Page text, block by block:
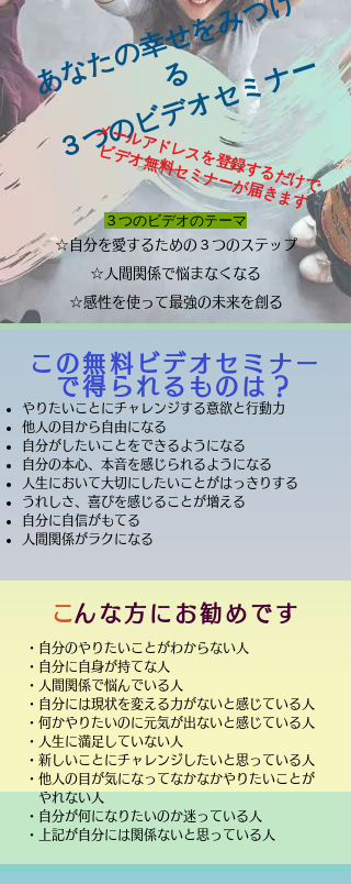
​
あ
な
た
の
幸
せ
を
み
つ
け
る
３つのビデオセミナー
メールアドレスを登録するだけで
ビデオ無料セミナーが届きます
３つのビデオのテーマ
☆自分を愛するための３つのステップ
☆人間関係で悩まなくなる
☆感性を使って最強の未来を創る
この無料ビデオセミナー
で​得られるものは？
やりたいことにチャレンジする意欲と行動力
他人の目から自由になる
自分がしたいことをできるようになる
自分の本心、本音を感じられるようになる
人生において大切にしたいことがはっきりする
うれしさ、喜びを感じることが増える
自分に自信がもてる
人間関係がラクになる
​こんな方にお勧めです
・自分のやりたいことがわからない人
・自分に自身が持てな人
・人間関係で悩んでいる人
・自分には現状を変える力がないと感じている人
・何かやりたいのに元気が出ないと感じている人
・人生に満足していない人
・新しいことにチャレンジしたいと思っている人
・他人の目が気になってなかなかやりたいことが
やれない人
・自分が何になりたいのか迷っている人
・上記が自分には関係ないと思っている人